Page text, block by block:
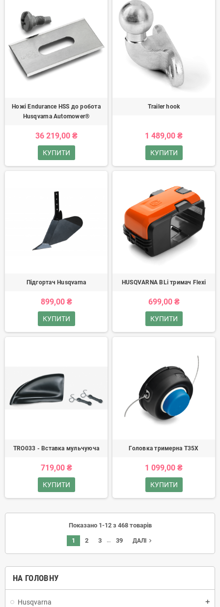
НА ГОЛОВНУ
Husqvarna add
Ножі Endurance HSS до робота
Husqvarna Automower®
36 219,00 ₴
КУПИТИ
Trailer hook
1 489,00 ₴
КУПИТИ
Підгортач Husqvarna
899,00 ₴
КУПИТИ
HUSQVARNA BLi тримач Flexi
699,00 ₴
КУПИТИ
TRO033 - Вставка мульчуюча
719,00 ₴
КУПИТИ
Головка тримерна T35Х
1 099,00 ₴
КУПИТИ
Показано 1-12 з 468 товарів
1 2 3 … 39 ДАЛІ navigate_next